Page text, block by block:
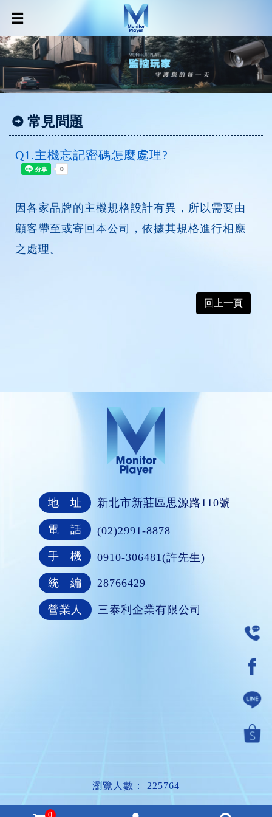
0
常見問題
Q1.主機忘記密碼怎麼處理?
因各家品牌的主機規格設計有異，所以需要由
顧客帶至或寄回本公司，依據其規格進行相應
之處理。
回上一頁
地 址 新北市新莊區思源路110號
電 話 (02)2991-8878
手 機 0910-306481(許先生)
統 編 28766429
營業人 三泰利企業有限公司
瀏覽人數： 225764